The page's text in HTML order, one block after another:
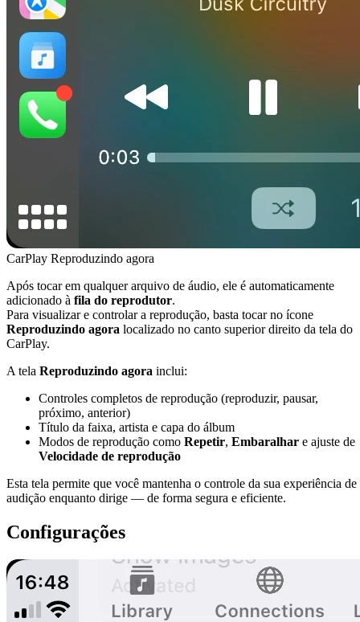
CarPlay Reproduzindo agora
Após tocar em qualquer arquivo de áudio, ele é automaticamente
adicionado à fila do reprodutor.
Para visualizar e controlar a reprodução, basta tocar no ícone
Reproduzindo agora localizado no canto superior direito da tela do
CarPlay.
A tela Reproduzindo agora inclui:
Controles completos de reprodução (reproduzir, pausar,
próximo, anterior)
Título da faixa, artista e capa do álbum
Modos de reprodução como Repetir, Embaralhar e ajuste de
Velocidade de reprodução
Esta tela permite que você mantenha o controle da sua experiência de
audição enquanto dirige — de forma segura e eficiente.
Configurações